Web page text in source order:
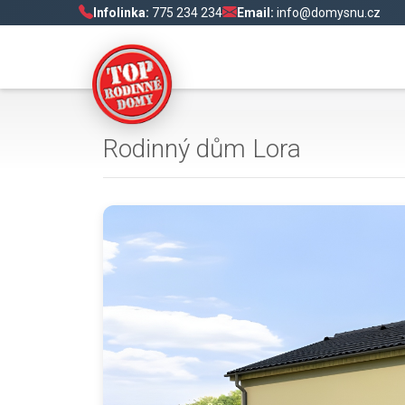
Infolinka: 775 234 234 Email: info@domysnu.cz
Rodinný dům Lora